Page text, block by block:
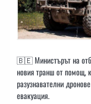
🇧🇪 Министърът на
новия транш от помощ,
разузнавателни
евакуация.